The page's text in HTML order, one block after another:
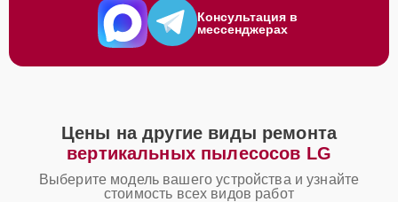
Консультация в
мессенджерах
Цены на другие виды ремонта
вертикальных пылесосов LG
Выберите модель вашего устройства и узнайте
стоимость всех видов работ